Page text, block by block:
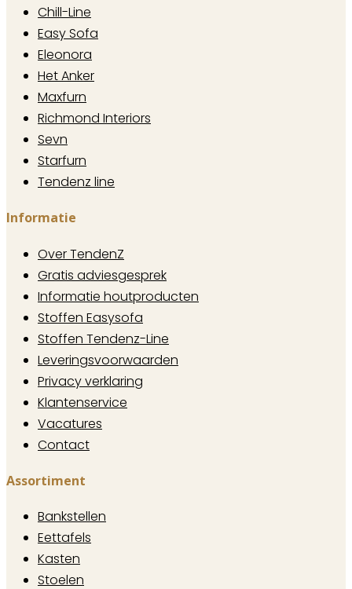
Chill-Line
Easy Sofa
Eleonora
Het Anker
Maxfurn
Richmond Interiors
Sevn
Starfurn
Tendenz line
Informatie
Over TendenZ
Gratis adviesgesprek
Informatie houtproducten
Stoffen Easysofa
Stoffen Tendenz-Line
Leveringsvoorwaarden
Privacy verklaring
Klantenservice
Vacatures
Contact
Assortiment
Bankstellen
Eettafels
Kasten
Stoelen